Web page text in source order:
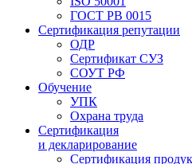
ГОСТ РВ 0015
Сертификация репутации
ОДР
Сертификат СУЗ
СОУТ РФ
Обучение
УПК
Охрана труда
Сертификация
и декларирование
Сертификация